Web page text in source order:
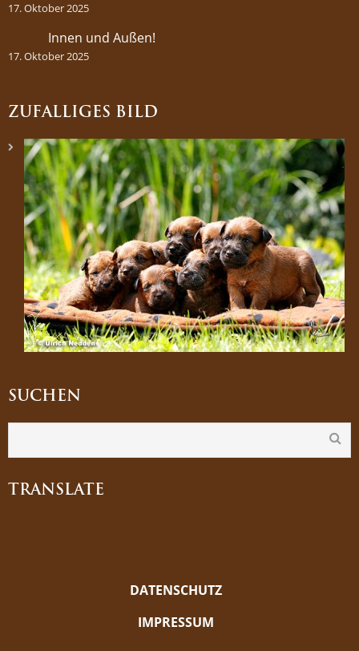
17. Oktober 2025
Innen und Außen!
17. Oktober 2025
ZUFÄLLIGES BILD
SUCHEN
TRANSLATE
DATENSCHUTZ
IMPRESSUM